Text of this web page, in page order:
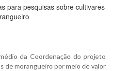
da Coordenação do projeto
de morangueiro por meio de valor